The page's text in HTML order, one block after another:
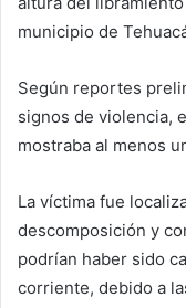
municipio de
Según reportes
signos de violencia,
mostraba al menos
La víctima fue
descomposición y
podrían haber sido
corriente, debido a